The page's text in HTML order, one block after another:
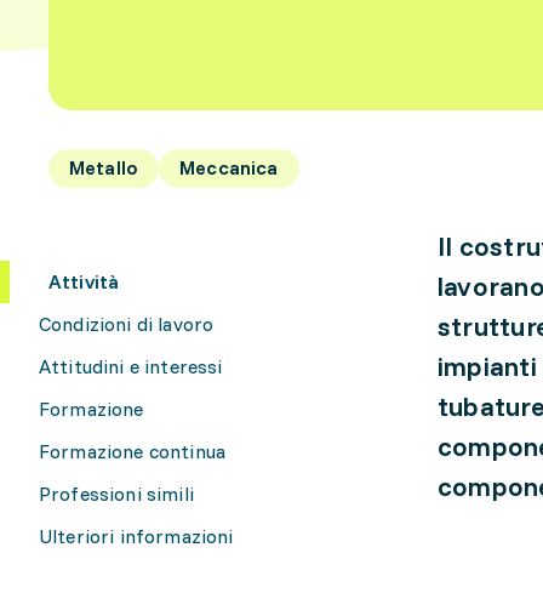
Metallo Meccanica
Attività
Condizioni di lavoro
Attitudini e interessi
Formazione
Formazione continua
Professioni simili
Ulteriori informazioni
Il
impianti